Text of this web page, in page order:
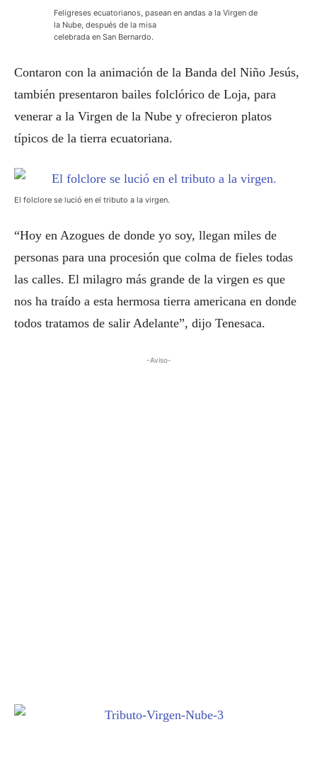
Feligreses ecuatorianos, pasean en andas a la Virgen de
la Nube, después de la misa
celebrada en San Bernardo.
Contaron con la animación de la Banda del Niño Jesús,
también presentaron bailes folclórico de Loja, para
venerar a la Virgen de la Nube y ofrecieron platos
típicos de la tierra ecuatoriana.
El folclore se lució en el tributo a la virgen.
“Hoy en Azogues de donde yo soy, llegan miles de
personas para una procesión que colma de fieles todas
las calles. El milagro más grande de la virgen es que
nos ha traído a esta hermosa tierra americana en donde
todos tratamos de salir Adelante”, dijo Tenesaca.
-Aviso-